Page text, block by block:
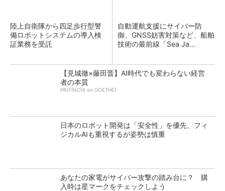
陸上自衛隊から四足歩行型警
備ロボットシステムの導入検
証業務を受託
自動運航支援にサイバー防
御、GNSS妨害対策など、船舶
技術の最前線「Sea Ja...
【見城徹×藤田晋】AI時代でも変わらない経営
者の本質
PR(FINCHI on GOETHE)
日本のロボット開発は「安全性」を優先、フィ
ジカルAIも重視するが姿勢は慎重
あなたの家電がサイバー攻撃の踏み台に？ 購
入時は星マークをチェックしよう